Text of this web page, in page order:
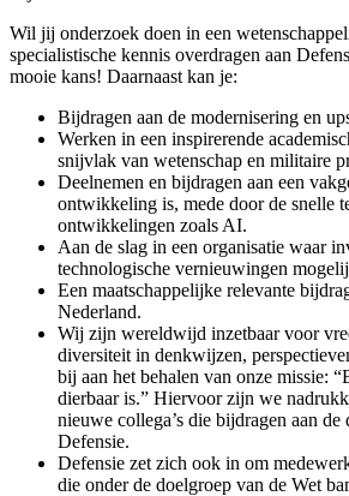
Wil jij onderzoek doen in een
specialistische kennis overdragen aan
mooie kans! Daarnaast kan je:
Bijdragen aan de modernisering en
Werken in een inspirerende
snijvlak van wetenschap en militaire
Deelnemen en bijdragen aan een
ontwikkeling is, mede door de snelle
ontwikkelingen zoals AI.
Aan de slag in een organisatie waar
technologische vernieuwingen
Een maatschappelijke relevante
Nederland.
Wij zijn wereldwijd inzetbaar voor
diversiteit in denkwijzen,
bij aan het behalen van onze missie:
dierbaar is.” Hiervoor zijn we
nieuwe collega’s die bijdragen aan
Defensie.
Defensie zet zich ook in om
die onder de doelgroep van de Wet